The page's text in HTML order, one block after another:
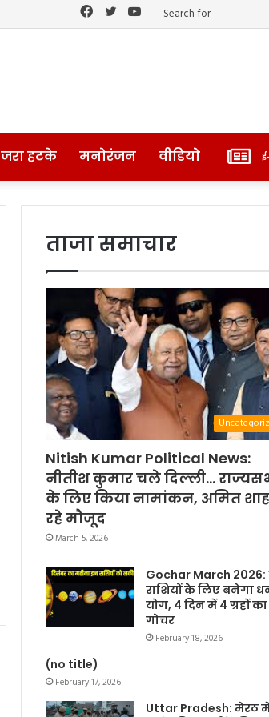
YouTube
Twitter
Facebook
जरा हटके मनोरंजन वीडियो ई-
ताजा समाचार
Nitish Kumar Political News:
नीतीश कुमार चले दिल्ली…
के लिए किया नामांकन, अमित
रहे मौजूद
March 5, 2026
Gochar March
राशियों के लिए बनेगा
योग, 4 दिन में 4 ग्रहों
गोचर
February 18, 2026
(no title)
February 17, 2026
Uttar Pradesh: मेरठ